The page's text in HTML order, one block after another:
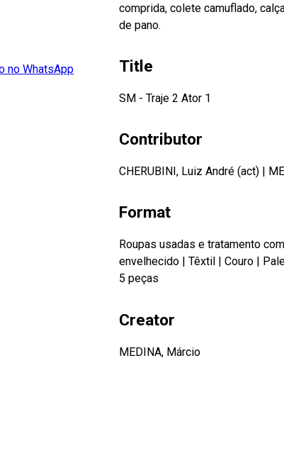
comprida, colete camuflado,
de pano.
Title
SM - Traje 2 Ator 1
Contributor
CHERUBINI, Luiz André (act)
Format
Roupas usadas e tratamento
envelhecido
Têxtil Couro
5 peças
Creator
MEDINA, Márcio